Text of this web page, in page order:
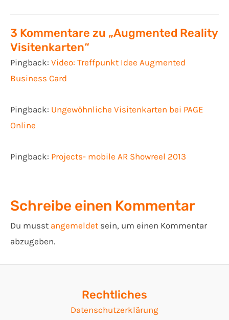
3 Kommentare zu „Augmented Reality
Visitenkarten“
Pingback: Video: Treffpunkt Idee Augmented
Business Card
Pingback: Ungewöhnliche Visitenkarten bei PAGE
Online
Pingback: Projects- mobile AR Showreel 2013
Schreibe einen Kommentar
Du musst angemeldet sein, um einen Kommentar
abzugeben.
Rechtliches
Datenschutzerklärung